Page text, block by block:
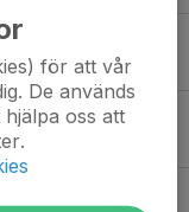
för att vår
De används
oss att